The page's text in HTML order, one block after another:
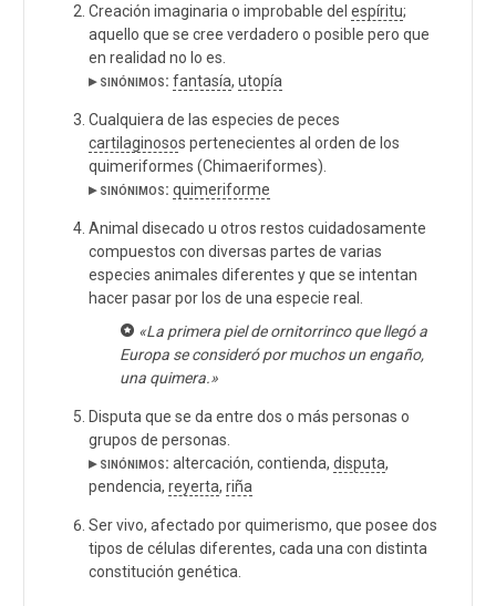
Creación imaginaria o improbable del espíritu;
aquello que se cree verdadero o posible pero que
en realidad no lo es.
▸ sinónimos: fantasía, utopía
Cualquiera de las especies de peces
cartilaginosos pertenecientes al orden de los
quimeriformes (Chimaeriformes).
▸ sinónimos: quimeriforme
Animal disecado u otros restos cuidadosamente
compuestos con diversas partes de varias
especies animales diferentes y que se intentan
hacer pasar por los de una especie real.
«La primera piel de ornitorrinco que llegó a
Europa se consideró por muchos un engaño,
una quimera.»
Disputa que se da entre dos o más personas o
grupos de personas.
▸ sinónimos: altercación, contienda, disputa,
pendencia, reyerta, riña
Ser vivo, afectado por quimerismo, que posee dos
tipos de células diferentes, cada una con distinta
constitución genética.